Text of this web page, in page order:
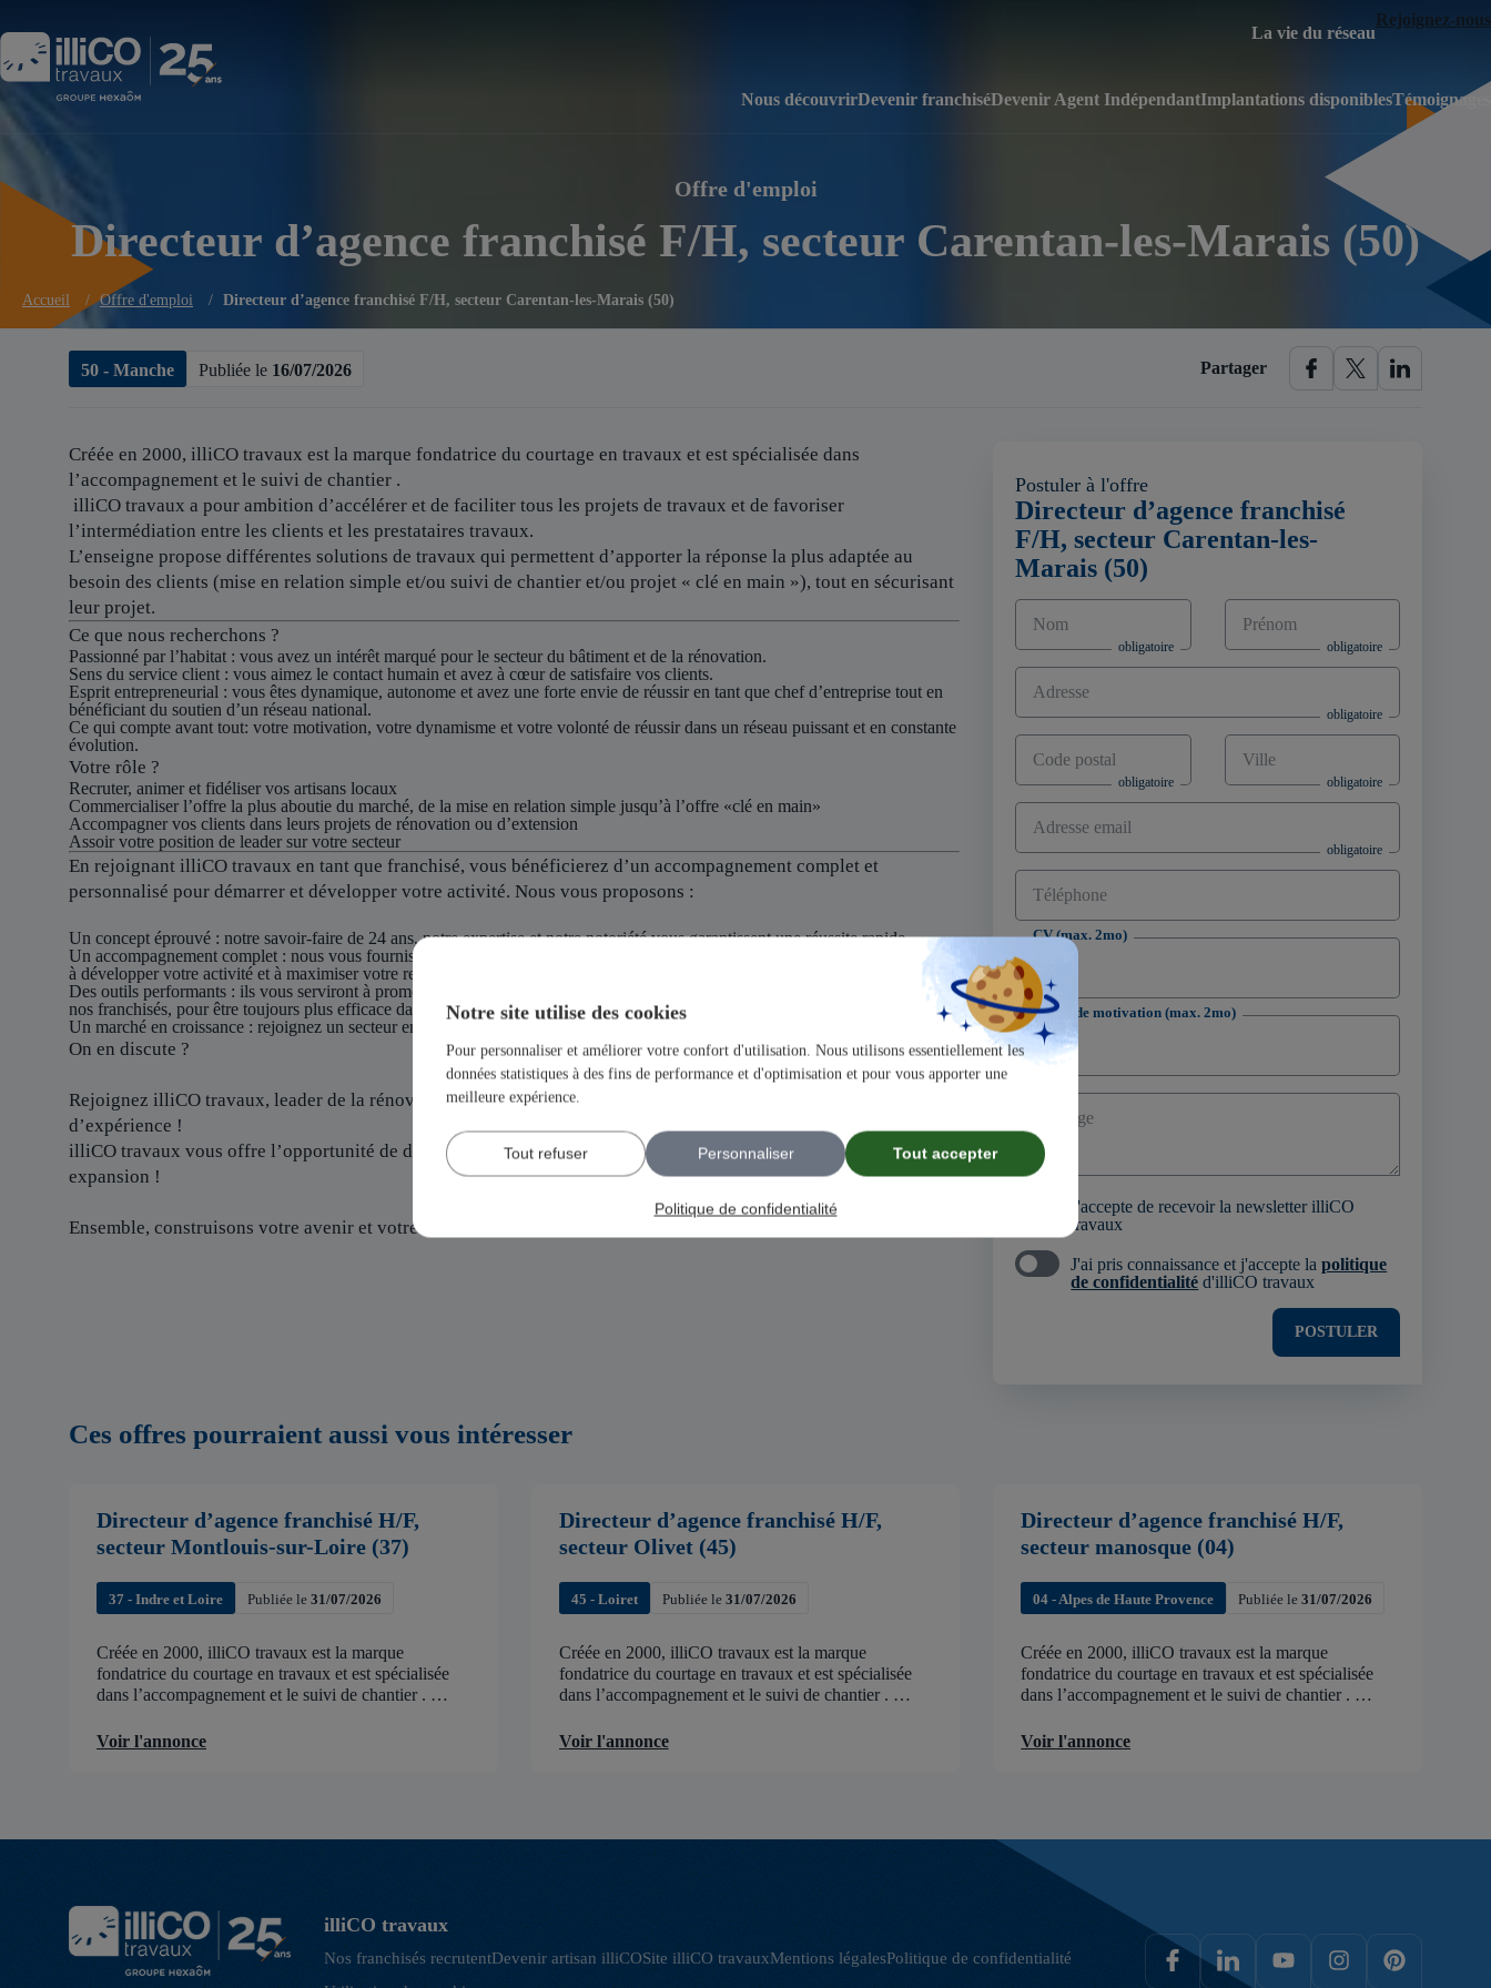
Notre site utilise des cookies
Pour personnaliser et améliorer votre confort d'utilisation. Nous utilisons essentiellement les
données statistiques à des fins de performance et d'optimisation et pour vous apporter une
meilleure expérience.
Tout accepter
Tout refuser Personnaliser
Politique de confidentialité
Nous découvrirDevenir franchiséDevenir Agent IndépendantImplantations disponiblesTémoignages
La vie du réseau
Rejoignez-nous
Offre d'emploi
Directeur d’agence franchisé F/H, secteur Carentan-les-Marais (50)
Accueil / Offre d'emploi / Directeur d’agence franchisé F/H, secteur Carentan-les-Marais (50)
50 - Manche Publiée le 16/07/2026 Partager
Créée en 2000, illiCO travaux est la marque fondatrice du courtage en travaux et est spécialisée dans
l’accompagnement et le suivi de chantier .
illiCO travaux a pour ambition d’accélérer et de faciliter tous les projets de travaux et de favoriser
l’intermédiation entre les clients et les prestataires travaux.
L’enseigne propose différentes solutions de travaux qui permettent d’apporter la réponse la plus adaptée au
besoin des clients (mise en relation simple et/ou suivi de chantier et/ou projet « clé en main »), tout en sécurisant
leur projet.
Ce que nous recherchons ?
Passionné par l’habitat : vous avez un intérêt marqué pour le secteur du bâtiment et de la rénovation.
Sens du service client : vous aimez le contact humain et avez à cœur de satisfaire vos clients.
Esprit entrepreneurial : vous êtes dynamique, autonome et avez une forte envie de réussir en tant que chef d’entreprise tout en
bénéficiant du soutien d’un réseau national.
Ce qui compte avant tout: votre motivation, votre dynamisme et votre volonté de réussir dans un réseau puissant et en constante
évolution.
Votre rôle ?
Recruter, animer et fidéliser vos artisans locaux
Commercialiser l’offre la plus aboutie du marché, de la mise en relation simple jusqu’à l’offre «clé en main»
Accompagner vos clients dans leurs projets de rénovation ou d’extension
Assoir votre position de leader sur votre secteur
En rejoignant illiCO travaux en tant que franchisé, vous bénéficierez d’un accompagnement complet et
personnalisé pour démarrer et développer votre activité. Nous vous proposons :
Un concept éprouvé : notre savoir-faire de 24 ans, notre expertise et notre notoriété vous garantissent une réussite rapide.
Un accompagnement complet : nous vous fournissons une formation initiale approfondie et un soutien continu pour vous aider
à développer votre activité et à maximiser votre rentabilité.
Des outils performants : ils vous serviront à promouvoir votre activité localement ainsi que de notre nouveau CRM, créé avec
nos franchisés, pour être toujours plus efficace dans la gestion de votre entreprise.
Un marché en croissance : rejoignez un secteur en plein essor et bénéficiez d’opportunités de croissances exceptionnelles.
On en discute ?
Rejoignez illiCO travaux, leader de la rénovation et de l’extension de l’habitat en France, avec plus de 24 ans
d’expérience !
illiCO travaux vous offre l’opportunité de devenir un acteur majeur dans un secteur dynamique et en pleine
expansion !
Ensemble, construisons votre avenir et votre succès avec illiCO travaux !
Postuler à l'offre
Directeur d’agence franchisé
F/H, secteur Carentan-les-
Marais (50)
Nom Prénom
Adresse
Code postal Ville
Adresse email
Téléphone
CV (max. 2mo)
Lettre de motivation (max. 2mo)
Message
J'accepte de recevoir la newsletter illiCO
travaux
J'ai pris connaissance et j'accepte lapolitique
de confidentialité d'illiCO travaux
POSTULER
Ces offres pourraient aussi vous intéresser
Directeur d’agence franchisé H/F,
secteur Montlouis-sur-Loire (37)
37 - Indre et Loire Publiée le 31/07/2026
Créée en 2000, illiCO travaux est la marque
fondatrice du courtage en travaux et est spécialisée
dans l’accompagnement et le suivi de chantier .
faciliter tous les projets […]
Voir l'annonce
Directeur d’agence franchisé H/F,
secteur Olivet (45)
45 - Loiret Publiée le 31/07/2026
Créée en 2000, illiCO travaux est la marque
fondatrice du courtage en travaux et est spécialisée
dans l’accompagnement et le suivi de chantier .
faciliter tous les projets […]
Voir l'annonce
Directeur d’agence franchisé H/F,
secteur manosque (04)
04 - Alpes de Haute Provence Publiée le31/07/2026
Créée en 2000, illiCO travaux est la marque
fondatrice du courtage en travaux et est spécialisée
dans l’accompagnement et le suivi de chantier .
faciliter tous les projets […]
Voir l'annonce
illiCO travaux
Nos franchisés recrutentDevenir artisan illiCOSite illiCO travauxMentions légalesPolitique de confidentialité